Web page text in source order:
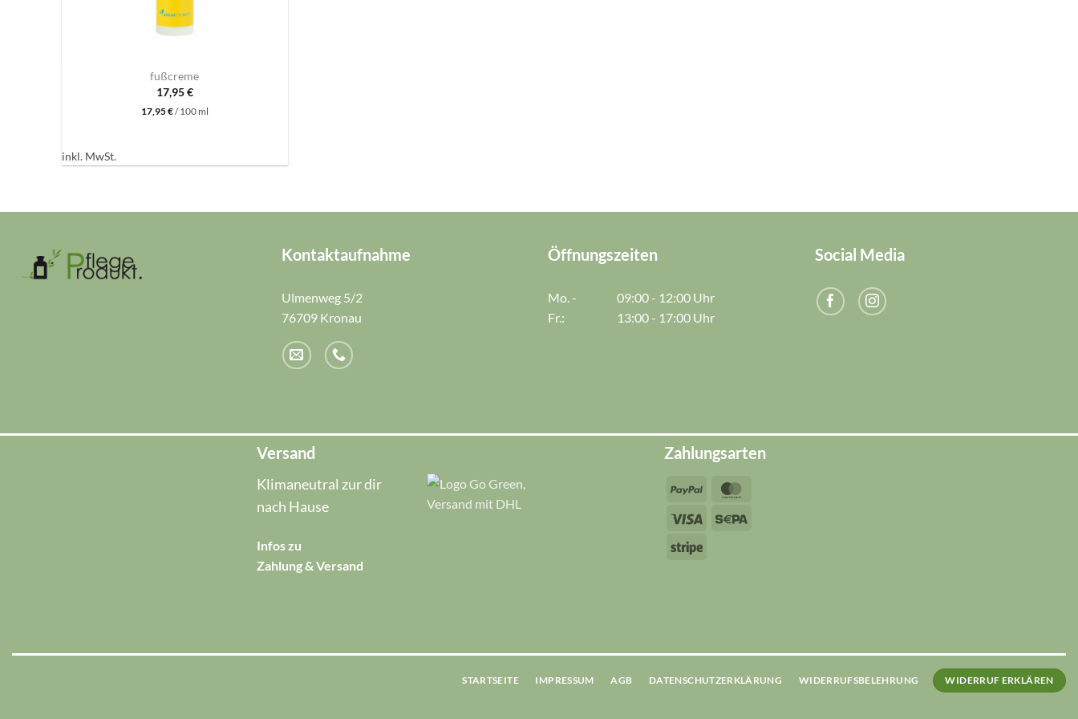
fußcreme
17,95€
17,95€/100 ml
inkl. MwSt.
Kontaktaufnahme
Ulmenweg 5/2
76709 Kronau
Öffnungszeiten
Mo. -
Fr.:
09:00 - 12:00 Uhr
13:00 - 17:00 Uhr
Social Media
Versand
Klimaneutral zur dir
nach Hause
Infos zu
Zahlung & Versand
Zahlungsarten
PayPal
Visa
Stripe
STARTSEITE IMPRESSUM AGB DATENSCHUTZERKLÄRUNG WIDERRUFSBELEHRUNG WIDERRUF ERKLÄREN